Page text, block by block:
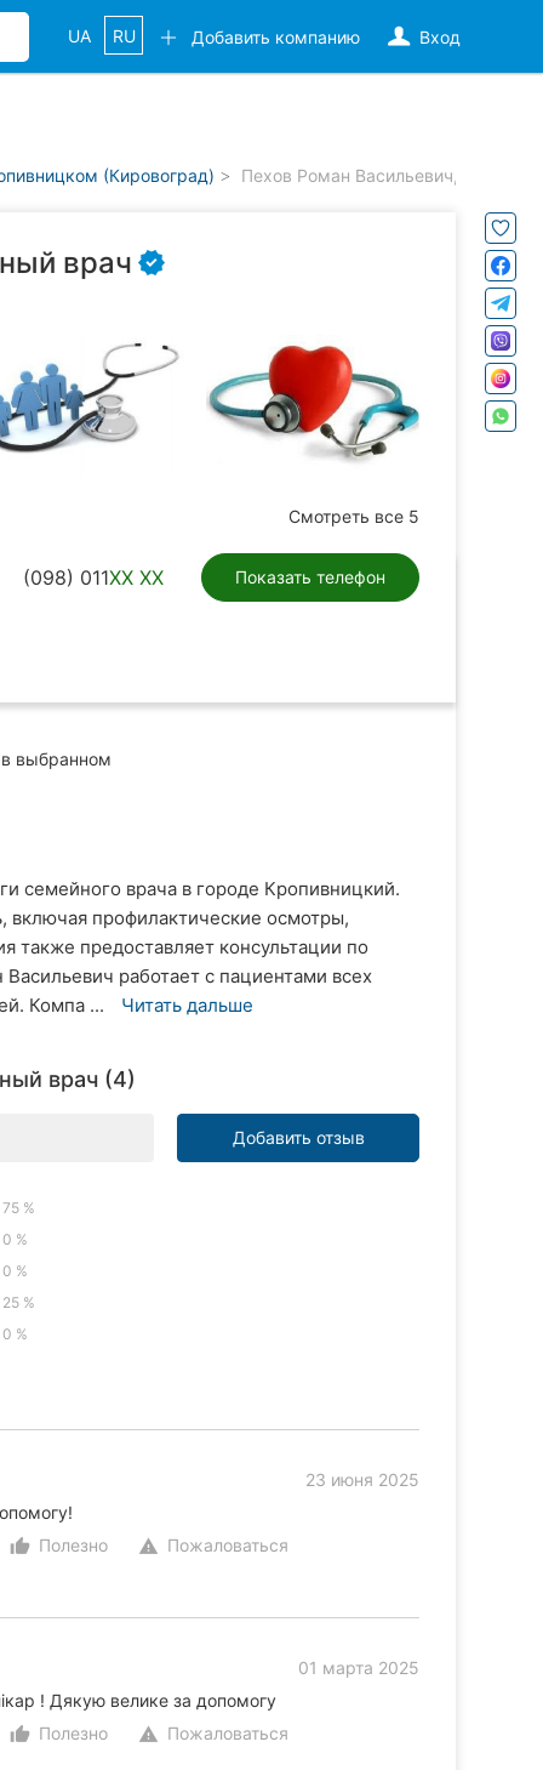
Вход
Добавить компанию
UA RU
(Кировоград) Пехов Роман Васильевич,
врач
Смотреть все 5
(098) 011XX XX Показать телефон
в выбранном
семейного врача в городе Кропивницкий.
профилактические осмотры,
также предоставляет консультации по
работает с пациентами всех
Компа ...
Читать дальше
врач (4)
Добавить отзыв
75 %
0 %
0 %
25 %
0 %
23 июня 2025
thumb_up_alt
Полезно warning Пожаловаться
01 марта 2025
! Дякую велике за допомогу
thumb_up_alt
Полезно warning Пожаловаться